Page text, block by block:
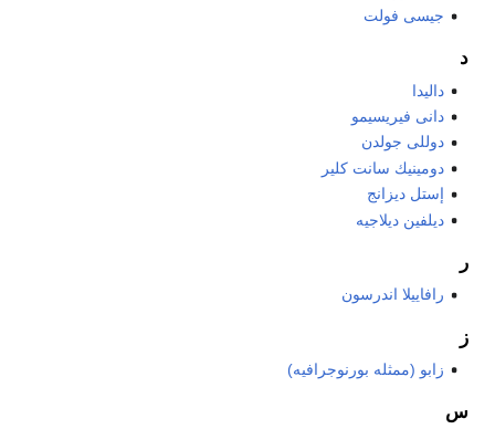
جيسى فولت
د
داليدا
دانى فيريسيمو
دوللى جولدن
دومينيك سانت كلير
إستل ديزانج
ديلفين ديلاجيه
ر
رافاييلا اندرسون
ز
زابو (ممثله بورنوجرافيه)
س